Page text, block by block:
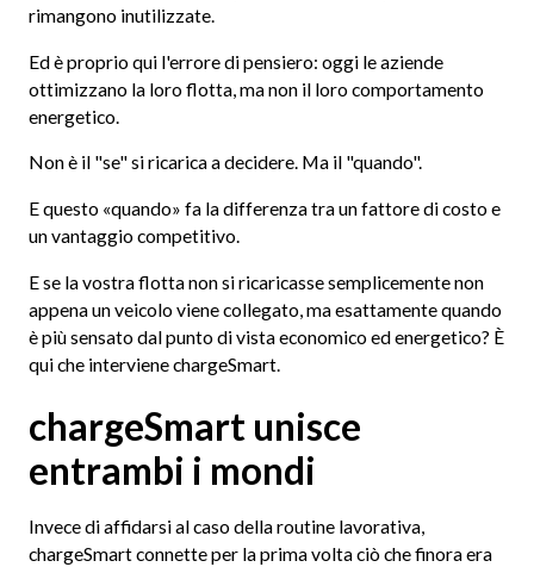
rimangono inutilizzate.
Ed è proprio qui l'errore di pensiero: oggi le aziende
ottimizzano la loro flotta, ma non il loro comportamento
energetico.
Non è il "se" si ricarica a decidere. Ma il "quando".
E questo «quando» fa la differenza tra un fattore di costo e
un vantaggio competitivo.
E se la vostra flotta non si ricaricasse semplicemente non
appena un veicolo viene collegato, ma esattamente quando
è più sensato dal punto di vista economico ed energetico? È
qui che interviene chargeSmart.
chargeSmart unisce
entrambi i mondi
Invece di affidarsi al caso della routine lavorativa,
chargeSmart connette per la prima volta ciò che finora era